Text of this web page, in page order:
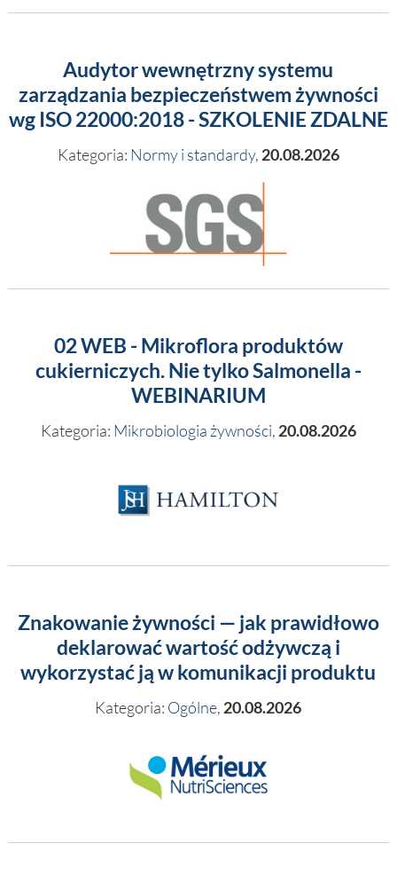
Audytor wewnętrzny systemu
zarządzania bezpieczeństwem żywności
wg ISO 22000:2018 - SZKOLENIE ZDALNE
Kategoria: Normy i standardy,20.08.2026
02 WEB - Mikroflora produktów
cukierniczych. Nie tylko Salmonella -
WEBINARIUM
Kategoria: Mikrobiologia żywności, 20.08.2026
Znakowanie żywności — jak prawidłowo
deklarować wartość odżywczą i
wykorzystać ją w komunikacji produktu
Kategoria: Ogólne, 20.08.2026